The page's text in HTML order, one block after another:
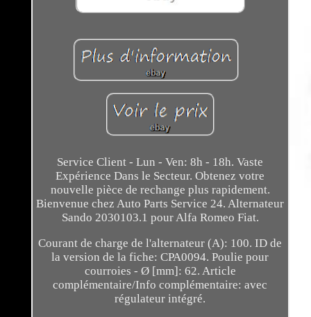
Service Client - Lun - Ven: 8h - 18h. Vaste
Expérience Dans le Secteur. Obtenez votre
nouvelle pièce de rechange plus rapidement.
Bienvenue chez Auto Parts Service 24. Alternateur
Sando 2030103.1 pour Alfa Romeo Fiat.
Courant de charge de l'alternateur (A): 100. ID de
la version de la fiche: CPA0094. Poulie pour
courroies - Ø [mm]: 62. Article
complémentaire/Info complémentaire: avec
régulateur intégré.